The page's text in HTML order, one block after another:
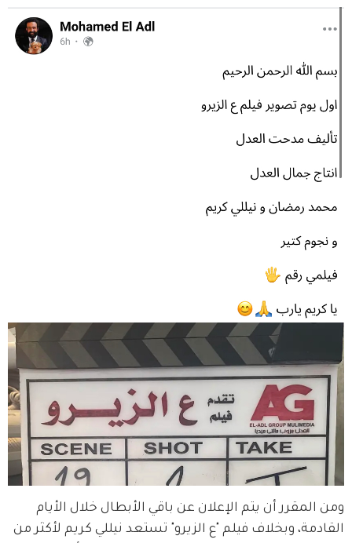
ومن المقرر أن يتم الإعلان عن باقي الأبطال خلال الأيام
القادمة، وبخلاف فيلم "ع الزيرو" تستعد نيللي كريم لأكثر من